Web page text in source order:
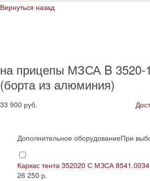
Вернуться назад
на прицепы МЗСА B 3520-
(борта из алюминия)
33 900 руб.
Дополнительное оборудованиеПри
Каркас тента 352020 С МЗСА 8541.0034
26 250 р.